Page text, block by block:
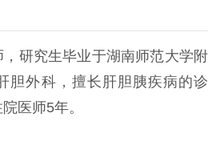
研究生毕业于湖南师范大学附
胆外科，擅长肝胆胰疾病的诊
医师5年。